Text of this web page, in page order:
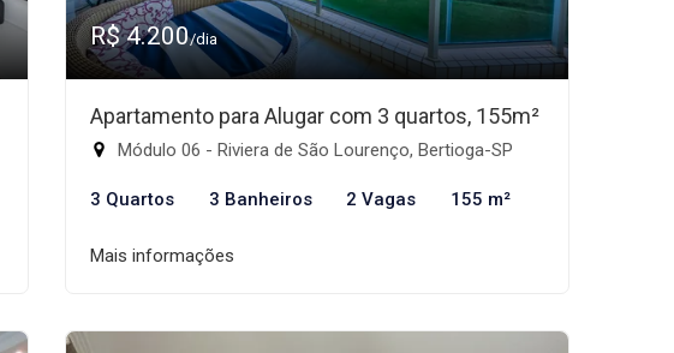
R$ 4.200/dia
Apartamento para Alugar com 3 quartos, 155m²
Módulo 06 - Riviera de São Lourenço, Bertioga-SP
3 Quartos 3 Banheiros 2 Vagas 155 m²
Mais informações